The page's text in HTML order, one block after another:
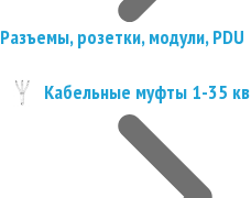
Разъемы, розетки, модули, PDU
Кабельные муфты 1-35 кв